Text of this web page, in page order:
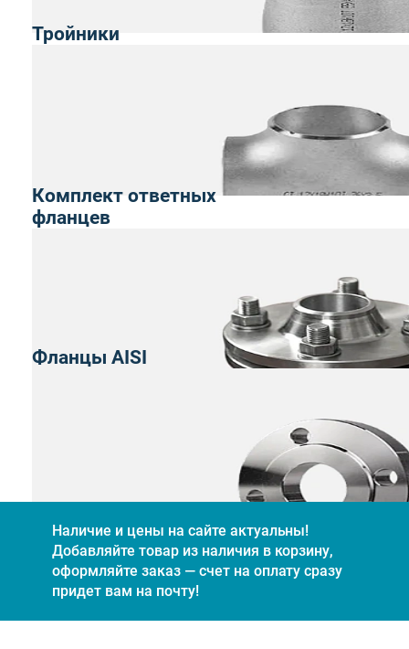
Тройники
Комплект ответных
фланцев
Фланцы AISI
Наличие и цены на сайте актуальны!
Добавляйте товар из наличия в корзину,
оформляйте заказ — счет на оплату сразу
придет вам на почту!